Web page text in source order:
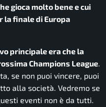
gioca molto bene e cui
la finale di Europa
principale era che la
Champions League.
se non puoi vincere, puoi
alla società. Vedremo se
eventi non è da tutti.